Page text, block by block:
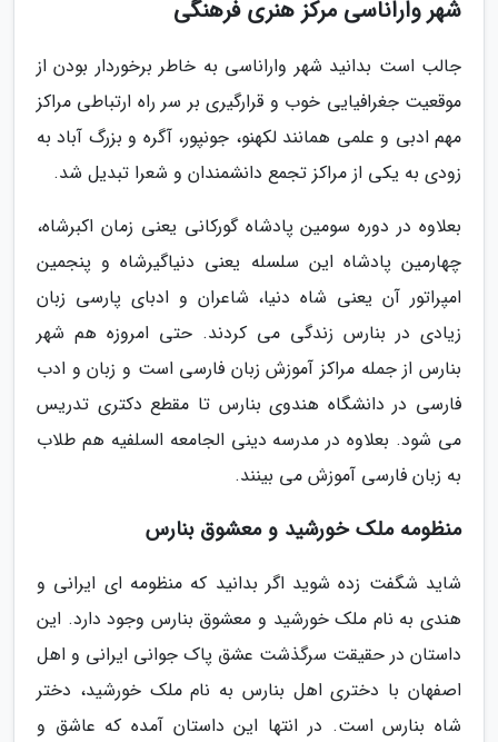
شهر واراناسی مرکز هنری فرهنگی
جالب است بدانید شهر واراناسی به خاطر برخوردار بودن از
موقعیت جغرافیایی خوب و قرارگیری بر سر راه ارتباطی مراکز
مهم ادبی و علمی همانند لکهنو، جونپور، آگره و بزرگ آباد به
زودی به یکی از مراکز تجمع دانشمندان و شعرا تبدیل شد.
بعلاوه در دوره سومین پادشاه گورکانی یعنی زمان اکبرشاه،
چهارمین پادشاه این سلسله یعنی دنیاگیرشاه و پنجمین
امپراتور آن یعنی شاه دنیا، شاعران و ادبای پارسی زبان
زیادی در بنارس زندگی می کردند. حتی امروزه هم شهر
بنارس از جمله مراکز آموزش زبان فارسی است و زبان و ادب
فارسی در دانشگاه هندوی بنارس تا مقطع دکتری تدریس
می شود. بعلاوه در مدرسه دینی الجامعه السلفیه هم طلاب
به زبان فارسی آموزش می بینند.
منظومه ملک خورشید و معشوق بنارس
شاید شگفت زده شوید اگر بدانید که منظومه ای ایرانی و
هندی به نام ملک خورشید و معشوق بنارس وجود دارد. این
داستان در حقیقت سرگذشت عشق پاک جوانی ایرانی و اهل
اصفهان با دختری اهل بنارس به نام ملک خورشید، دختر
شاه بنارس است. در انتها این داستان آمده که عاشق و